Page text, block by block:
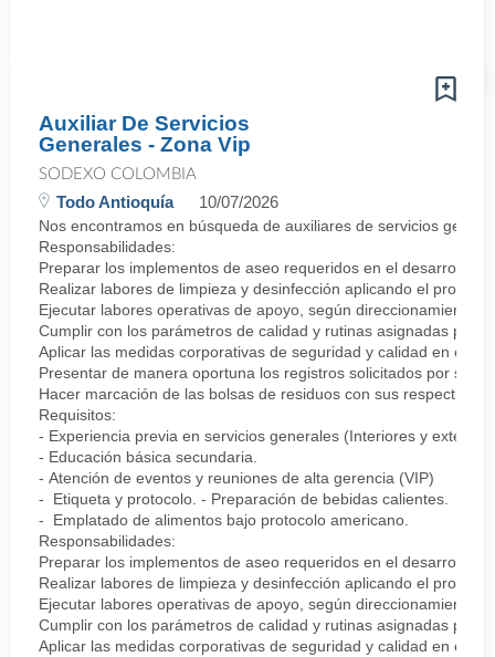
Auxiliar De Servicios
Generales - Zona Vip
SODEXO COLOMBIA
Todo Antioquía 10/07/2026
Nos encontramos en búsqueda de auxiliares de servicios
Responsabilidades:
Preparar los implementos de aseo requeridos en el desarrollo
Realizar labores de limpieza y desinfección aplicando el
Ejecutar labores operativas de apoyo, según direccionamiento
Cumplir con los parámetros de calidad y rutinas asignadas para
Aplicar las medidas corporativas de seguridad y calidad en el
Presentar de manera oportuna los registros solicitados por su
Hacer marcación de las bolsas de residuos con sus respectivos
Requisitos:
- Experiencia previa en servicios generales (Interiores y
- Educación básica secundaria.
- Atención de eventos y reuniones de alta gerencia (VIP)
- Etiqueta y protocolo. - Preparación de bebidas calientes.
- Emplatado de alimentos bajo protocolo americano.
Responsabilidades:
Preparar los implementos de aseo requeridos en el desarrollo
Realizar labores de limpieza y desinfección aplicando el
Ejecutar labores operativas de apoyo, según direccionamiento
Cumplir con los parámetros de calidad y rutinas asignadas para
Aplicar las medidas corporativas de seguridad y calidad en el